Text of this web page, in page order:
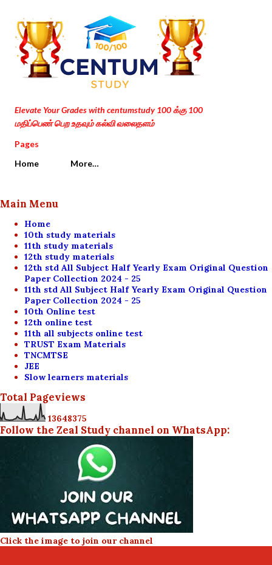
Skip to main content
Elevate Your Grades with centumstudy 100 க்கு 100
மதிப்பெண் பெற உதவும் கல்வி வலைதளம்
Pages
Home
More…
Main Menu
Home
10th study materials
11th study materials
12th study materials
12th std All Subject Half Yearly Exam Original Question
Paper Collection 2024 - 25
11th std All Subject Half Yearly Exam Original Question
Paper Collection 2024 - 25
10th Online test
12th online test
11th all subjects online test
TRUST Exam Materials
TNCMTSE
JEE
Slow learners materials
Total Pageviews
13648375
Follow the Zeal Study channel on WhatsApp:
Click the image to join our channel